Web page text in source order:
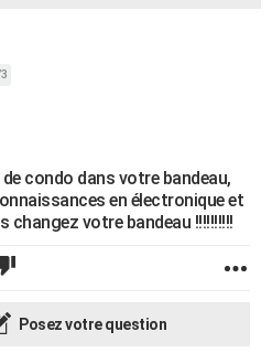
condo dans votre bandeau,
en électronique et
votre bandeau !!!!!!!!!!
Posez votre question